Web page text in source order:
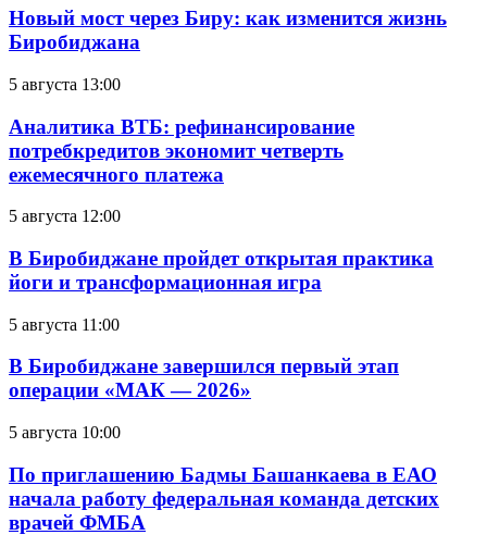
Новый мост через Биру: как изменится жизнь
Биробиджана
5 августа 13:00
Аналитика ВТБ: рефинансирование
потребкредитов экономит четверть
ежемесячного платежа
5 августа 12:00
В Биробиджане пройдет открытая практика
йоги и трансформационная игра
5 августа 11:00
В Биробиджане завершился первый этап
операции «МАК — 2026»
5 августа 10:00
По приглашению Бадмы Башанкаева в ЕАО
начала работу федеральная команда детских
врачей ФМБА